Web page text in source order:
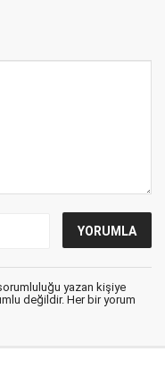
yazan kişiye
değildir. Her bir yorum